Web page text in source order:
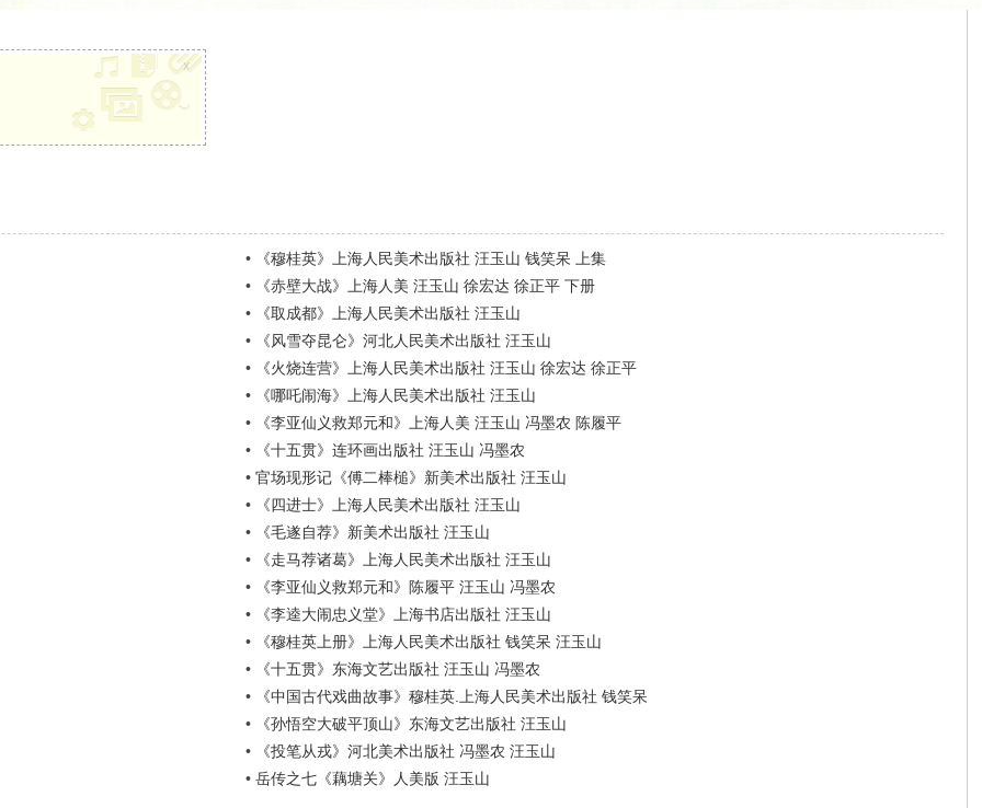
x
•
《穆桂英》上海人民美术出版社 汪玉山 钱笑呆 上集
•
《赤壁大战》上海人美 汪玉山 徐宏达 徐正平 下册
•
《取成都》上海人民美术出版社 汪玉山
•
《风雪夺昆仑》河北人民美术出版社 汪玉山
•
《火烧连营》上海人民美术出版社 汪玉山 徐宏达 徐正平
•
《哪吒闹海》上海人民美术出版社 汪玉山
•
《李亚仙义救郑元和》上海人美 汪玉山 冯墨农 陈履平
•
《十五贯》连环画出版社 汪玉山 冯墨农
• 官场现形记《傅二棒槌》新美术出版社 汪玉山
•
《四进士》上海人民美术出版社 汪玉山
•
《毛遂自荐》新美术出版社 汪玉山
•
《走马荐诸葛》上海人民美术出版社 汪玉山
•
《李亚仙义救郑元和》陈履平 汪玉山 冯墨农
•
《李逵大闹忠义堂》上海书店出版社 汪玉山
•
《穆桂英上册》上海人民美术出版社 钱笑呆 汪玉山
•
《十五贯》东海文艺出版社 汪玉山 冯墨农
•
《中国古代戏曲故事》穆桂英.上海人民美术出版社 钱笑呆
•
《孙悟空大破平顶山》东海文艺出版社 汪玉山
•
《投笔从戎》河北美术出版社 冯墨农 汪玉山
• 岳传之七《藕塘关》人美版 汪玉山